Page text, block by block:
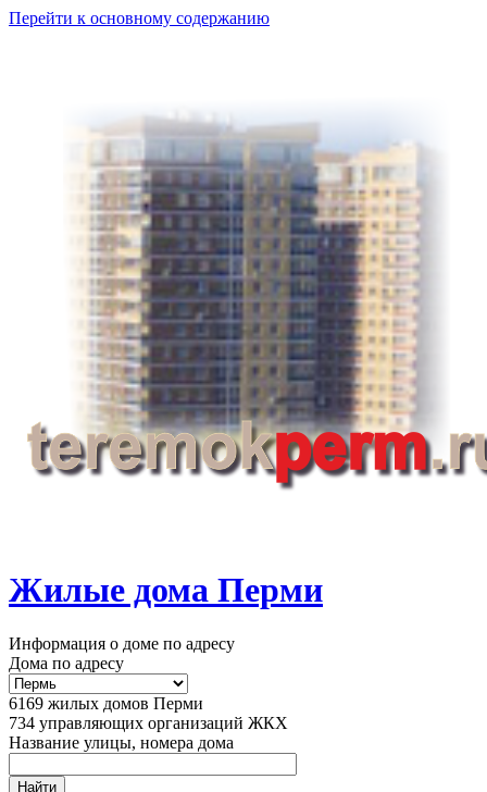
Перейти к основному содержанию
Жилые дома Перми
Информация о доме по адресу
Дома по адресу
6169 жилых домов Перми
734 управляющих организаций ЖКХ
Название улицы, номера дома